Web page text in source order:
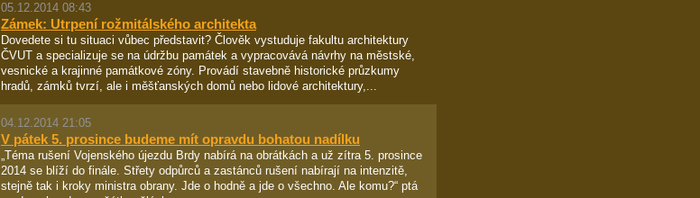
05.12.2014 08:43
Zámek: Utrpení rožmitálského architekta
Dovedete si tu situaci vůbec představit? Člověk vystuduje fakultu architektury
ČVUT a specializuje se na údržbu památek a vypracovává návrhy na městské,
vesnické a krajinné památkové zóny. Provádí stavebně historické průzkumy
hradů, zámků tvrzí, ale i měšťanských domů nebo lidové architektury,...
04.12.2014 21:05
V pátek 5. prosince budeme mít opravdu bohatou nadílku
„Téma rušení Vojenského újezdu Brdy nabírá na obrátkách a už zítra 5. prosince
2014 se blíží do finále. Střety odpůrců a zastánců rušení nabírají na intenzitě,
stejně tak i kroky ministra obrany. Jde o hodně a jde o všechno. Ale komu?“ ptá